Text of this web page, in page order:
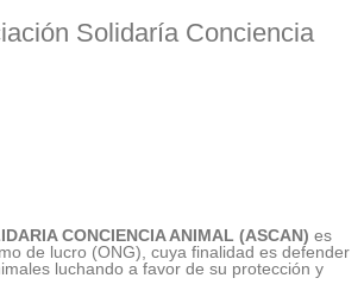
Solidaría Conciencia
CONCIENCIA ANIMAL (ASCAN) es
de lucro (ONG), cuya finalidad es defender
luchando a favor de su protección y